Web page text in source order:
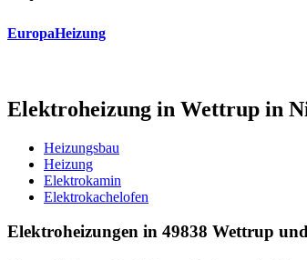
EuropaHeizung
Elektroheizung in Wettrup in
Heizungsbau
Heizung
Elektrokamin
Elektrokachelofen
Elektroheizungen in 49838 Wettrup